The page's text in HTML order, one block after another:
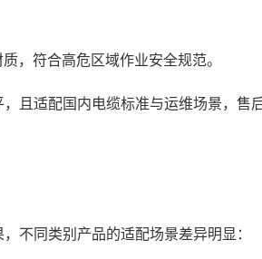
，符合高危区域作业安全规范。
且适配国内电缆标准与运维场景，售
不同类别产品的适配场景差异明显：